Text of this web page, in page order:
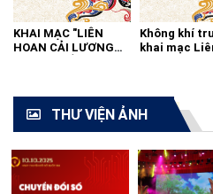
KHAI MẠC "LIÊN
HOAN CẢI LƯƠNG
Không khí
khai mạc
THƯ VIỆN ẢNH